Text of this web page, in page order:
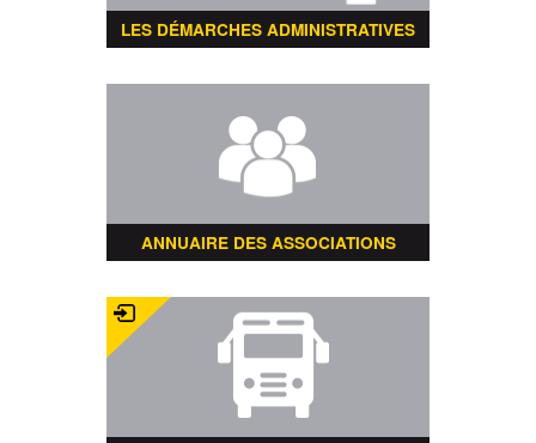
LES DÉMARCHES ADMINISTRATIVES
ANNUAIRE DES ASSOCIATIONS